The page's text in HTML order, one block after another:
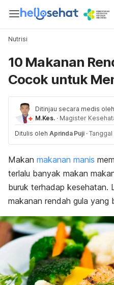
Nutrisi
10 Makanan
Cocok untuk
Ditinjau secara medis oleh
M.Kes. · Magister
Ditulis oleh Aprinda Puji ·
Makan makanan manis
terlalu banyak makan
buruk terhadap kesehatan.
makanan rendah gula yang